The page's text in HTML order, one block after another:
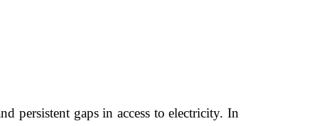
persistent gaps in access to electricity. In